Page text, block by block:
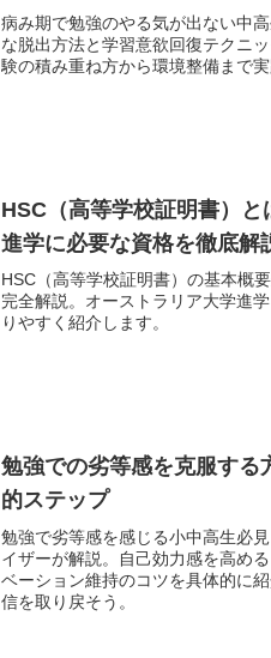
病み期で勉強のやる気が出ない中
な脱出方法と学習意欲回復テクニ
験の積み重ね方から環境整備まで
HSC（高等学校証明書）
進学に必要な資格を徹底解
HSC（高等学校証明書）の基本概
完全解説。オーストラリア大学進
りやすく紹介します。
勉強での劣等感を克服する
的ステップ
勉強で劣等感を感じる小中高生必
イザーが解説。自己効力感を高め
ベーション維持のコツを具体的に
信を取り戻そう。